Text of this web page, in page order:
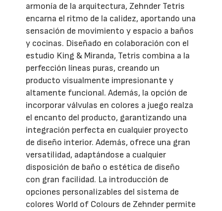
armonía de la arquitectura, Zehnder Tetris
encarna el ritmo de la calidez, aportando una
sensación de movimiento y espacio a baños
y cocinas. Diseñado en colaboración con el
estudio King & Miranda, Tetris combina a la
perfección líneas puras, creando un
producto visualmente impresionante y
altamente funcional. Además, la opción de
incorporar válvulas en colores a juego realza
el encanto del producto, garantizando una
integración perfecta en cualquier proyecto
de diseño interior. Además, ofrece una gran
versatilidad, adaptándose a cualquier
disposición de baño o estética de diseño
con gran facilidad. La introducción de
opciones personalizables del sistema de
colores World of Colours de Zehnder permite